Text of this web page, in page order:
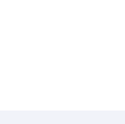
Admonter
AGRANA